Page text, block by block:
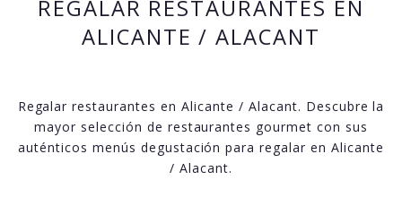
REGALAR RESTAURANTES EN
ALICANTE / ALACANT
Regalar restaurantes en Alicante / Alacant. Descubre la
mayor selección de restaurantes gourmet con sus
auténticos menús degustación para regalar en Alicante
/ Alacant.